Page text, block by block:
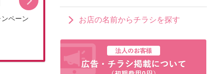
ペーン
【DCMアプリ会員さま限定】特別ポイント付与キ
お店の名前からチラシを探す